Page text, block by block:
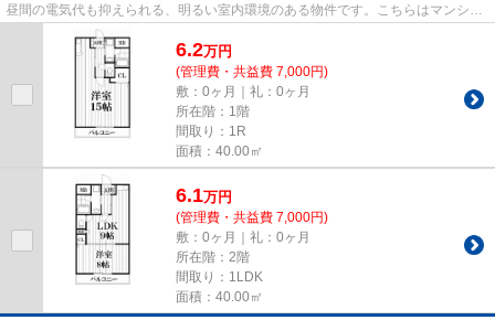
昼間の電気代も抑えられる、明るい室内環境のある物件です。こちらはマンショ
ンタイプになります。敷地内に...
6.2万円
(管理費・共益費 7,000円)
敷：0ヶ月｜礼：0ヶ月
所在階：1階
間取り：1R
面積：40.00㎡
6.1万円
(管理費・共益費 7,000円)
敷：0ヶ月｜礼：0ヶ月
所在階：2階
間取り：1LDK
面積：40.00㎡